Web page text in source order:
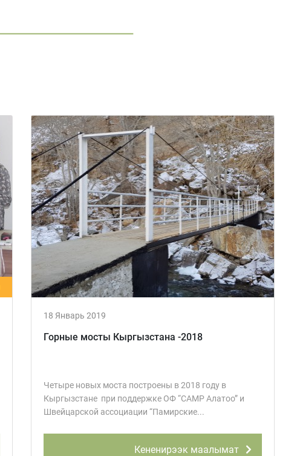
18 Январь 2019
Горные мосты Кыргызстана -2018
Четыре новых моста построены в 2018 году в
Кыргызстане при поддержке ОФ “CAMP Алатоо” и
Швейцарской ассоциации “Памирские...
Кененирээк маалымат